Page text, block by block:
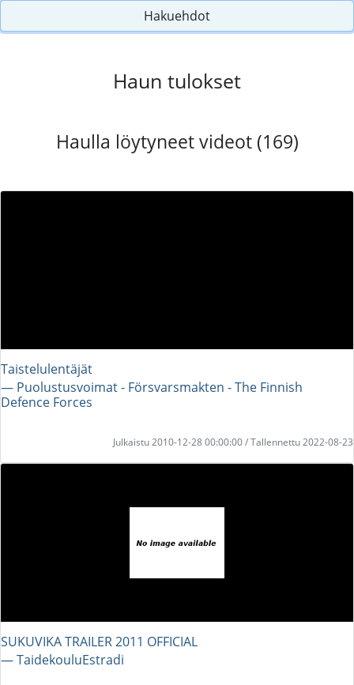
Hakuehdot
Haun tulokset
Haulla löytyneet videot (169)
Taistelulentäjät
― Puolustusvoimat - Försvarsmakten - The Finnish
Defence Forces
Julkaistu 2010-12-28 00:00:00 / Tallennettu 2022-08-23
SUKUVIKA TRAILER 2011 OFFICIAL
― TaidekouluEstradi